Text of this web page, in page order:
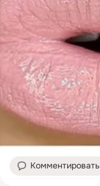
Комментировать